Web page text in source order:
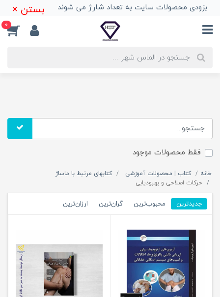
بزودی محصولات سایت به تعداد شارژ می شوند بستن ×
0
فقط محصولات موجود
خانه کتاب | محصولات آموزشی
کتابهای مرتبط با ماساژ
حرکات اصلاحی و بهبودیابی
جدیدترین محبوب‌ترین گران‌ترین ارزان‌ترین